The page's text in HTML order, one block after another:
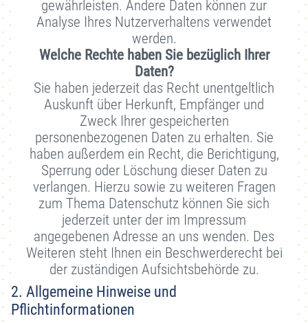
gewährleisten. Andere Daten können zur
Analyse Ihres Nutzerverhaltens verwendet
werden.
Welche Rechte haben Sie bezüglich Ihrer
Daten?
Sie haben jederzeit das Recht unentgeltlich
Auskunft über Herkunft, Empfänger und
Zweck Ihrer gespeicherten
personenbezogenen Daten zu erhalten. Sie
haben außerdem ein Recht, die Berichtigung,
Sperrung oder Löschung dieser Daten zu
verlangen. Hierzu sowie zu weiteren Fragen
zum Thema Datenschutz können Sie sich
jederzeit unter der im Impressum
angegebenen Adresse an uns wenden. Des
Weiteren steht Ihnen ein Beschwerderecht bei
der zuständigen Aufsichtsbehörde zu.
2. Allgemeine Hinweise und
Pflichtinformationen